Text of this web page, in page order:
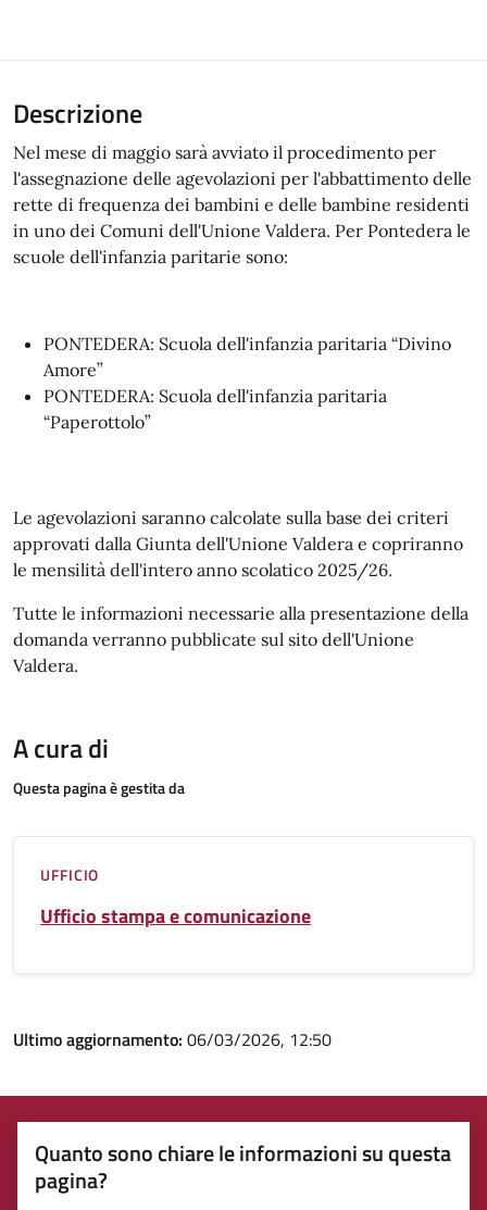
Descrizione
Nel mese di maggio sarà avviato il procedimento per
l'assegnazione delle agevolazioni per l'abbattimento delle
rette di frequenza dei bambini e delle bambine residenti
in uno dei Comuni dell'Unione Valdera. Per Pontedera le
scuole dell'infanzia paritarie sono:
PONTEDERA: Scuola dell'infanzia paritaria “Divino
Amore”
PONTEDERA: Scuola dell'infanzia paritaria
“Paperottolo”
Le agevolazioni saranno calcolate sulla base dei criteri
approvati dalla Giunta dell'Unione Valdera e copriranno
le mensilità dell'intero anno scolatico 2025/26.
Tutte le informazioni necessarie alla presentazione della
domanda verranno pubblicate sul sito dell'Unione
Valdera.
A cura di
Questa pagina è gestita da
UFFICIO
Ufficio stampa e comunicazione
Ultimo aggiornamento: 06/03/2026, 12:50
Quanto sono chiare le informazioni su questa
pagina?